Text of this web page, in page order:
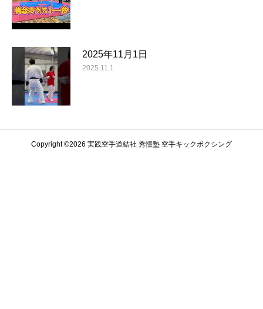
2025年11月1日
2025.11.1
Copyright ©️2026 実践空手道結社 秀憧塾 空手キックボクシング